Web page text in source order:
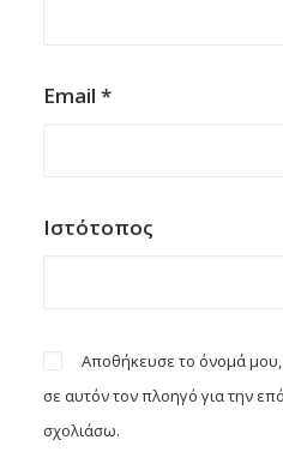
Email *
Ιστότοπος
Αποθήκευσε το όνομά μου,
σε αυτόν τον πλοηγό για την
σχολιάσω.